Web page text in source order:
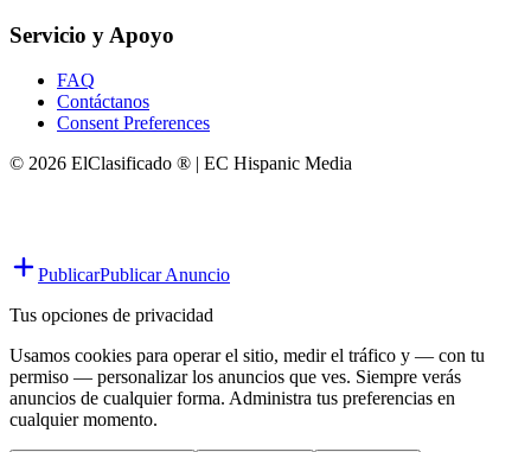
Servicio y Apoyo
FAQ
Contáctanos
Consent Preferences
© 2026 ElClasificado ® | EC Hispanic Media
PublicarPublicar Anuncio
Tus opciones de privacidad
Usamos cookies para operar el sitio, medir el tráfico y — con tu
permiso — personalizar los anuncios que ves. Siempre verás
anuncios de cualquier forma. Administra tus preferencias en
cualquier momento.